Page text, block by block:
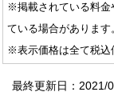
※掲載されている料金
ている場合があります
※表示価格は全て税込
最終更新日：2021/